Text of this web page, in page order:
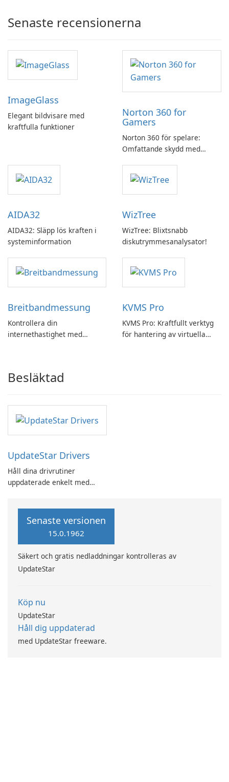
Senaste recensionerna
ImageGlass
Elegant bildvisare med
kraftfulla funktioner
Norton 360 for
Gamers
Norton 360 för spelare:
Omfattande skydd med
AIDA32
AIDA32: Släpp lös kraften i
systeminformation
WizTree
WizTree: Blixtsnabb
diskutrymmesanalysator!
Breitbandmessung
Kontrollera din
internethastighet med
KVMS Pro
KVMS Pro: Kraftfullt verktyg
för hantering av virtuella
Besläktad
UpdateStar Drivers
Håll dina drivrutiner
uppdaterade enkelt med
Senaste versionen
15.0.1962
Säkert och gratis nedladdningar kontrolleras av
UpdateStar
Köp nu
UpdateStar
Håll dig uppdaterad
med UpdateStar freeware.